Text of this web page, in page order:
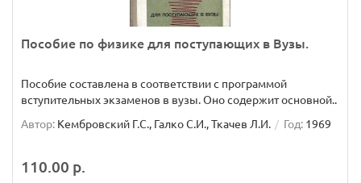
Пособие по физике для поступающих в Вузы.
Пособие составлена в соответствии с программой
вступительных экзаменов в вузы. Оно содержит основной..
Автор: Кембровский Г.С., Галко С.И., Ткачев Л.И. Год: 1969
110.00 р.